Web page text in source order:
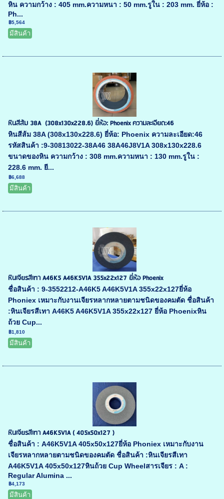
หิน ความกว้าง : 405 mm.ความหนา : 50 mm.รูใน : 203 mm. ยี่ห้อ :
Ph...
฿5,564
มีสินค้า
หินสีส้ม 38A (308x130x228.6) ยี่ห้อ: Phoenix ความละเอียด:46
หินสีส้ม 38A (308x130x228.6) ยี่ห้อ: Phoenix ความละเอียด:46
รหัสสินค้า :9-30813022-38A46 38A46J8V1A 308x130x228.6
ขนาดของหิน ความกว้าง : 308 mm.ความหนา : 130 mm.รูใน :
228.6 mm. ยี...
฿6,688
มีสินค้า
หินเจียรสีเทา A46K5 A46K5V1A 355x22x127 ยี่ห้อ Phoenix
ชื่อสินค้า : 9-3552212-A46K5 A46K5V1A 355x22x127ยี่ห้อ
Phoniex เหมาะกับงานเจียรหลากหลายตามชนิดของคมตัด ชื่อสินค้า
:หินเจียรสีเทา A46K5 A46K5V1A 355x22x127 ยี่ห้อ Phoenixหิน
ถ้วย Cup...
฿1,810
มีสินค้า
หินเจียรสีเทา A46K5V1A ( 405x50x127 )
ชื่อสินค้า : A46K5V1A 405x50x127ยี่ห้อ Phoniex เหมาะกับงาน
เจียรหลากหลายตามชนิดของคมตัด ชื่อสินค้า :หินเจียรสีเทา
A46K5V1A 405x50x127หินถ้วย Cup Wheelสารเจียร : A :
Regular Alumina ...
฿4,173
มีสินค้า